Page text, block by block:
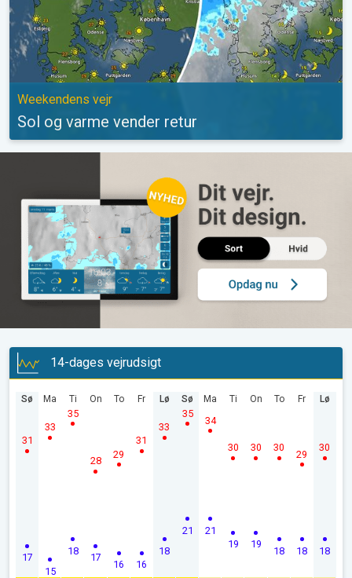
Weekendens vejr
Sol og varme vender retur
14-dages vejrudsigt
Sø
17
31
Ma
15
33
Ti
18
35
On
17
28
To
16
29
Fr
16
31
Lø
18
33
Sø
21
35
Ma
21
34
Ti
19
30
On
19
30
To
18
30
Fr
18
29
Lø
18
30